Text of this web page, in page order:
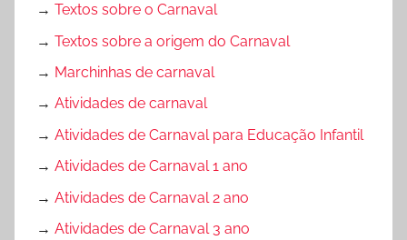
→ Textos sobre o Carnaval
→ Textos sobre a origem do Carnaval
→ Marchinhas de carnaval
→ Atividades de carnaval
→ Atividades de Carnaval para Educação Infantil
→ Atividades de Carnaval 1 ano
→ Atividades de Carnaval 2 ano
→ Atividades de Carnaval 3 ano